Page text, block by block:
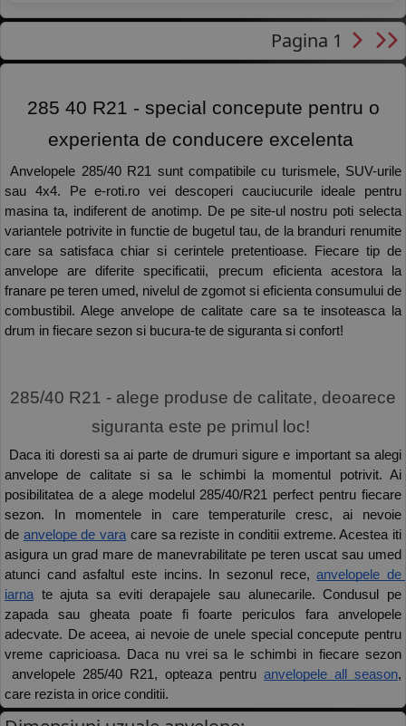
Pagina 1
experienta de conducere excelenta
Anvelopele 285/40 R21 sunt compatibile cu turismele, SUV-urile
sau 4x4. Pe e-roti.ro vei descoperi cauciucurile ideale pentru
masina ta, indiferent de anotimp. De pe site-ul nostru poti selecta
variantele potrivite in functie de bugetul tau, de la branduri renumite
care sa satisfaca chiar si cerintele pretentioase. Fiecare tip de
anvelope are diferite specificatii, precum eficienta acestora la
franare pe teren umed, nivelul de zgomot si eficienta consumului de
combustibil. Alege anvelope de calitate care sa te insoteasca la
drum in fiecare sezon si bucura-te de siguranta si confort!
siguranta este pe primul loc!
anvelope de calitate si sa le schimbi la momentul potrivit. Ai
posibilitatea de a alege modelul 285/40/R21 perfect pentru fiecare
sezon. In momentele in care temperaturile cresc, ai nevoie
de anvelope de vara care sa reziste in conditii extreme. Acestea iti
asigura un grad mare de manevrabilitate pe teren uscat sau umed
atunci cand asfaltul este incins. In sezonul rece, anvelopele de
iarna te ajuta sa eviti derapajele sau alunecarile. Condusul pe
zapada sau gheata poate fi foarte periculos fara anvelopele
adecvate. De aceea, ai nevoie de unele special concepute pentru
vreme capricioasa. Daca nu vrei sa le schimbi in fiecare sezon
anvelopele 285/40 R21, opteaza pentru anvelopele all season,
care rezista in orice conditii.